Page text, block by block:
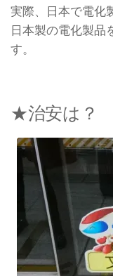
実際、日本で電化
日本製の電化製品
す。
★治安は？